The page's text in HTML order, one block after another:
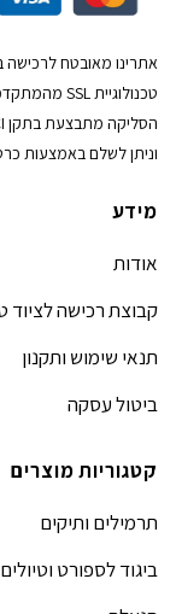
אתרינו מאובטח
טכנולוגיית SSL מהמתקדמות בעולם.
הסליקה מתבצעת בתקן PCI,
וניתן לשלם באמצעות
מידע
אודות
קבוצת רכישה לציוד
תנאי שימוש ותקנון
ביטול עסקה
קטגוריות מוצרים
תרמילים ותיקים
ביגוד לספורט וטיולים